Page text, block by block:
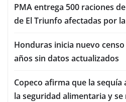
PMA entrega 500 raciones
de El Triunfo afectadas por
Honduras inicia nuevo
años sin datos actualizados
Copeco afirma que la
la seguridad alimentaria y